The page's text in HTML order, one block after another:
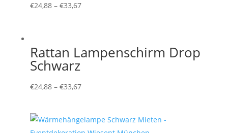
€24,88– €33,67
Rattan Lampenschirm Drop
Schwarz
€24,88– €33,67